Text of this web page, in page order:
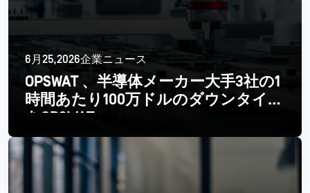
6月25,2026企業ニュース
OPSWAT 、半導体メーカー大手3社の1
時間あたり100万ドルのダウンタイム
をOPSWAT
続きを読む